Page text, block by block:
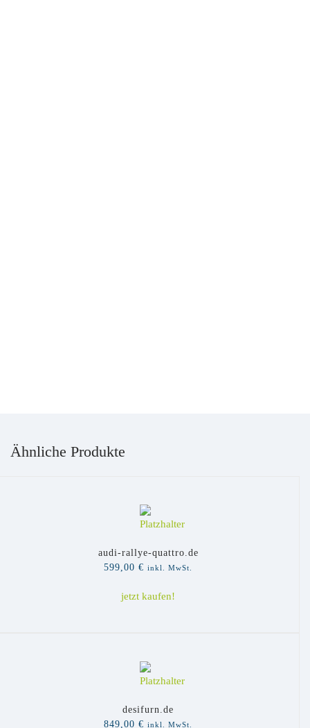
Ähnliche Produkte
audi-rallye-quattro.de
599,00 € inkl. MwSt.
jetzt kaufen!
desifurn.de
849,00 € inkl. MwSt.